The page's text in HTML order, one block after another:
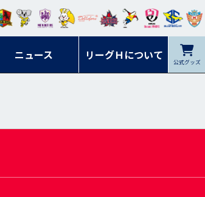
ニュース リーグＨについて 公式グッズ
ビ
石
ック 名古
オレ
ット
ツ
フォ
ーレ
岡山
イプ
ルレ
ッズ
シラ トピ
ンデ
ィー
クヤ
鹿児
島